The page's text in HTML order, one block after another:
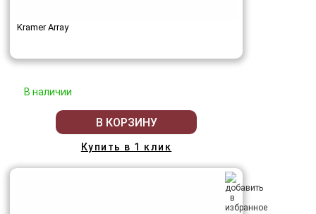
Kramer Array
В наличии
В КОРЗИНУ
Купить в 1 клик